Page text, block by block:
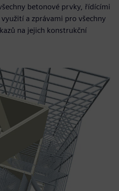
betonové prvky, řídícími
a zprávami pro všechny
na jejich konstrukční